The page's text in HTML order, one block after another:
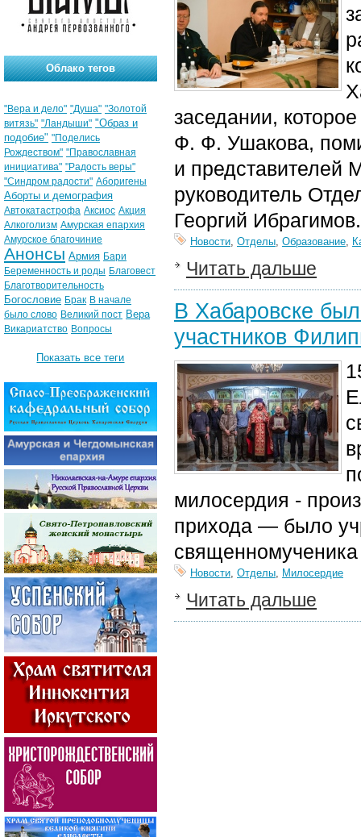
заседании,
Ф. Ф. Ушакова,
и представителей
руководитель
Георгий Ибрагимов.
Новости, Отделы, Образование,
Читать дальше
В Хабаровске
участников
милосердия -
прихода — было
Новости, Отделы, Милосердие
Читать дальше
Облако тегов
"Вера и дело" "Душа" "Золотой
витязь" "Ландыши" "Образ и
подобие" "Поделись
Рождеством" "Православная
инициатива" "Радость веры"
"Синдром радости" Аборигены
Аборты и демография
Автокатастрофа Аксиос Акция
Алкоголизм Амурская епархия
Амурское благочиние
Анонсы Армия Бари
Беременность и роды Благовест
Благотворительность
Богословие Брак В начале
было слово Великий пост Вера
Викариатство Вопросы
Показать все теги